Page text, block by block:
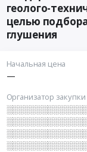
геолого-
целью
глушения
Начальная цена
—
Организатор закупки